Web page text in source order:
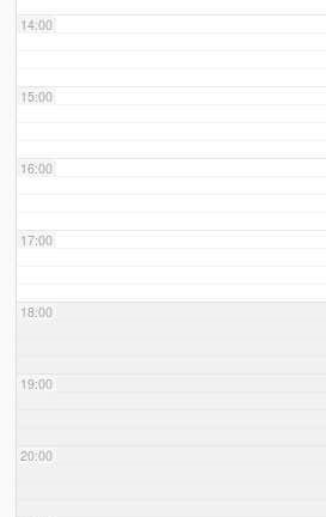
14:00
15:00
16:00
17:00
18:00
19:00
20:00